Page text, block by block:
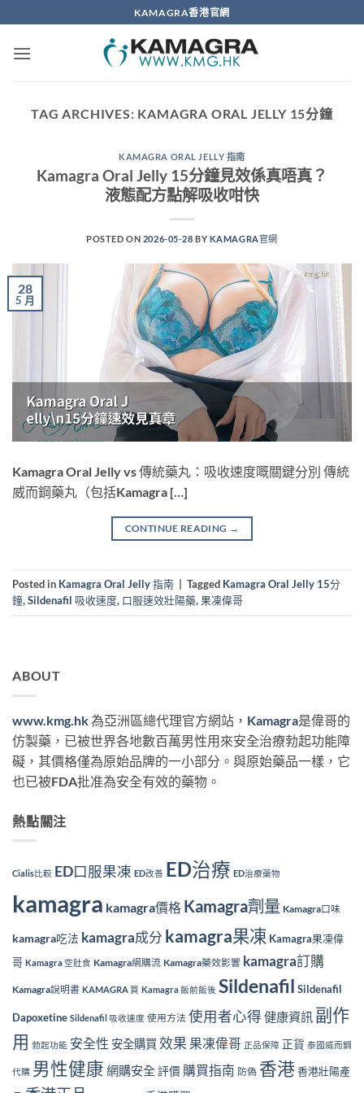
to
content
KAMAGRA香港官網
TAG ARCHIVES: KAMAGRA ORAL JELLY 15分鐘
KAMAGRA ORAL JELLY 指南
Kamagra Oral Jelly 15分鐘見效係真唔真？
液態配方點解吸收咁快
POSTED ON 2026-05-28 BY KAMAGRA官網
28
5 月
Kamagra Oral Jelly vs 傳統藥丸：吸收速度嘅關鍵分別 傳統
威而鋼藥丸（包括Kamagra […]
CONTINUE READING →
Posted in Kamagra Oral Jelly 指南 Tagged Kamagra Oral Jelly 15分
鐘,Sildenafil 吸收速度, 口服速效壯陽藥,果凍偉哥
ABOUT
www.kmg.hk為亞洲區總代理官方網站， Kamagra是偉哥的
仿製藥，已被世界各地數百萬男性用來安全治療勃起功能障
礙，其價格僅為原始品牌的一小部分。與原始藥品一樣，它
也已被FDA批准為安全有效的藥物。
熱點關注
Cialis比較 ED口服果凍 ED改善 ED治療 ED治療藥物
kamagra kamagra價格 Kamagra劑量 Kamagra口味
kamagra吃法 kamagra成分 kamagra果凍 Kamagra果凍偉
哥 Kamagra 空肚食 Kamagra網購流 Kamagra藥效影響 kamagra訂購
Kamagra說明書 KAMAGRA 買 Kamagra 飯前飯後 Sildenafil Sildenafil
Dapoxetine Sildenafil 吸收速度 使用方法 使用者心得 健康資訊 副作
用 勃起功能 安全性 安全購買 效果 果凍偉哥 正品保障 正貨 泰國威而鋼
代購 男性健康 網購安全評價 購買指南 防偽 香港香港壯陽產